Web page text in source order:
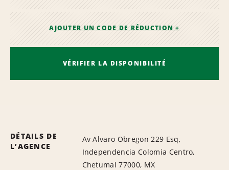
AJOUTER UN CODE DE RÉDUCTION +
VÉRIFIER LA DISPONIBILITÉ
DÉTAILS DE
L’AGENCE
Av Alvaro Obregon 229 Esq,
Independencia Colomia Centro,
Chetumal 77000, MX